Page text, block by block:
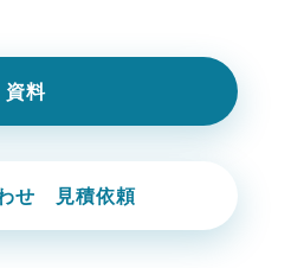
資料
せ 見積依頼